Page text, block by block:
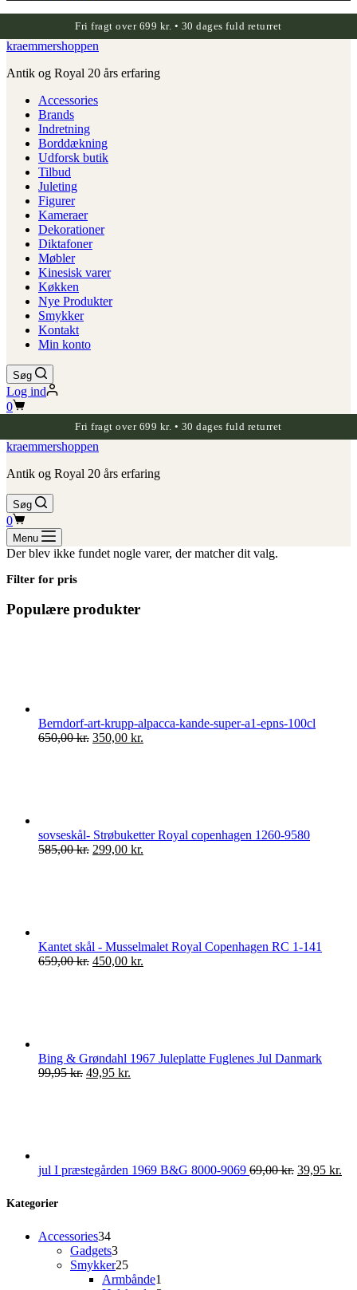
Fri fragt over 699 kr. • 30 dages fuld returret
kraemmershoppen
Antik og Royal 20 års erfaring
Accessories
Brands
Indretning
Borddækning
Udforsk butik
Tilbud
Juleting
Figurer
Kameraer
Dekorationer
Diktafoner
Møbler
Kinesisk varer
Køkken
Nye Produkter
Smykker
Kontakt
Min konto
Søg
Log ind
Indkøbskurv
0
Fri fragt over 699 kr. • 30 dages fuld returret
kraemmershoppen
Antik og Royal 20 års erfaring
Søg
Indkøbskurv
0
Menu
Der blev ikke fundet nogle varer, der matcher dit valg.
Filter for pris
Populære produkter
Berndorf-art-krupp-alpacca-kande-super-a1-epns-100cl
650,00kr. Den
350,00 kr.
sovseskål- Strøbuketter Royal copenhagen 1260-9580
585,00kr. Den
299,00 kr.
Kantet skål - Musselmalet Royal Copenhagen RC 1-141
659,00kr. Den
450,00 kr.
Bing & Grøndahl 1967 Juleplatte Fuglenes Jul Danmark
99,95kr. Den
49,95 kr.
jul I præstegården 1969 B&G 8000-9069 69,00kr. Den
39,95 kr.
Kategorier
Accessories3434
varer
Gadgets33
varer
Smykker2525
varer
Armbånde1